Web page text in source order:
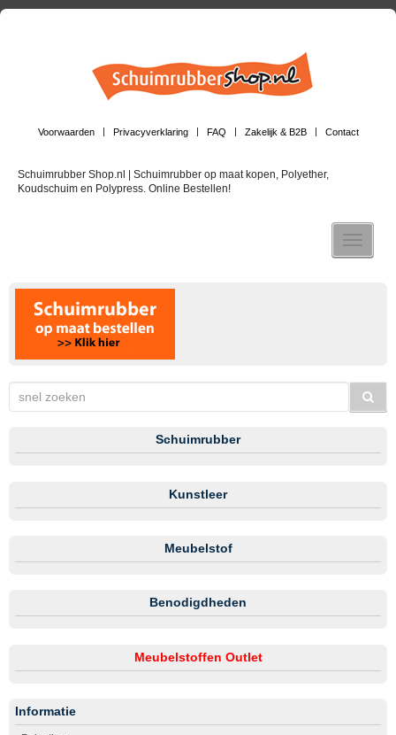
Voorwaarden Privacyverklaring FAQ Zakelijk & B2B Contact
Schuimrubber Shop.nl | Schuimrubber op maat kopen, Polyether,
Koudschuim en Polypress. Online Bestellen!
Toggle
Schuimrubber
Kunstleer
Meubelstof
Benodigdheden
Meubelstoffen Outlet
Informatie